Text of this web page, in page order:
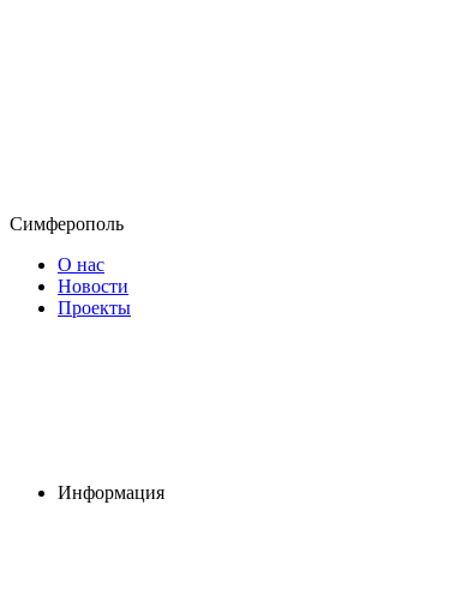
Симферополь
О нас
Новости
Проекты
Информация